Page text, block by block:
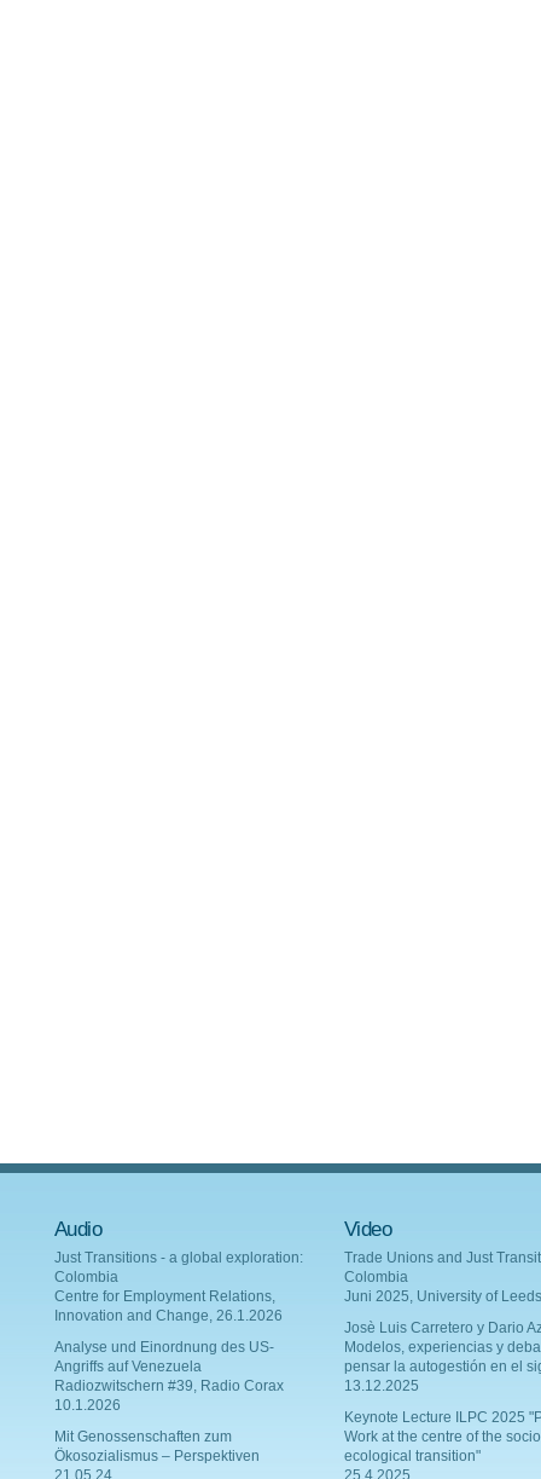
Audio
Just Transitions - a global exploration:
Colombia
Centre for Employment Relations,
Innovation and Change, 26.1.2026
Analyse und Einordnung des US-
Angriffs auf Venezuela
Radiozwitschern #39, Radio Corax
10.1.2026
Mit Genossenschaften zum
Ökosozialismus – Perspektiven
21.05.24
Video
Trade Unions and Just
Colombia
Juni 2025, University of Leeds
Josè Luis Carretero y Dario
Modelos, experiencias y
pensar la autogestión en el
13.12.2025
Keynote Lecture ILPC 2025
Work at the centre of the
ecological transition"
25.4.2025